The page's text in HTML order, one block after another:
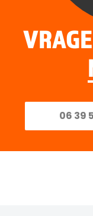
06 39